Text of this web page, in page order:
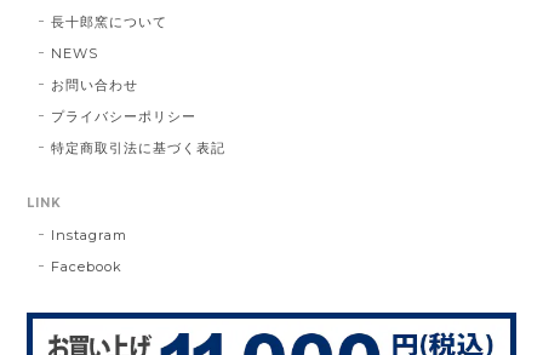
長十郎窯について
NEWS
お問い合わせ
プライバシーポリシー
特定商取引法に基づく表記
LINK
Instagram
Facebook